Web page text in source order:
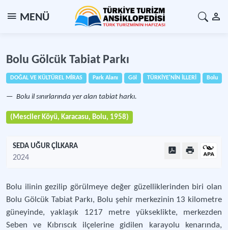
MENÜ
Bolu Gölcük Tabiat Parkı
DOĞAL VE KÜLTÜREL MİRAS Park Alanı Göl TÜRKİYE'NİN İLLERİ Bolu
Bolu il sınırlarında yer alan tabiat harkı.
(Mesciler Köyü, Karacasu, Bolu, 1958)
SEDA UĞUR ÇİLKARA
2024
Bolu ilinin gezilip görülmeye değer güzelliklerinden biri olan
Bolu Gölcük Tabiat Parkı, Bolu şehir merkezinin 13 kilometre
güneyinde, yaklaşık 1217 metre yükseklikte, merkezden
Seben ve Kıbrıscık ilçelerine gidilen karayolu kenarında,